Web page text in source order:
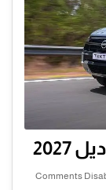
Comments